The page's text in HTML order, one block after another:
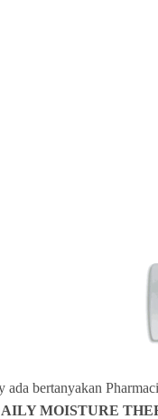
bertanyakan
MOISTURE